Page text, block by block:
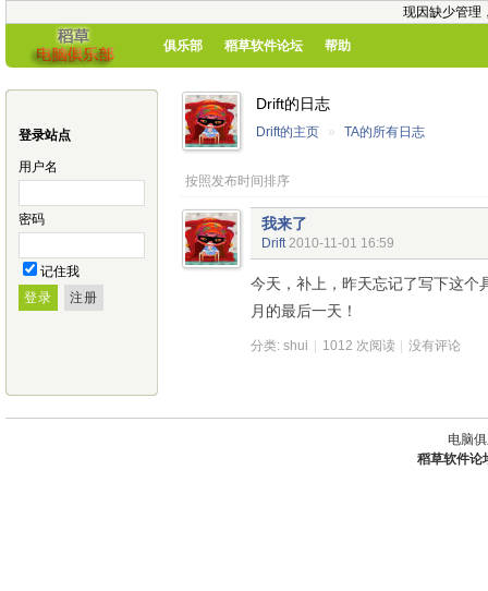
现因缺少管理
俱乐部 稻草软件论坛 帮助
登录站点
用户名
密码
记住我
Drift的日志
Drift的主页 » TA的所有日志
按照发布时间排序
我来了
Drift 2010-11-01 16:59
今天，补上，昨天忘记了写下这
月的最后一天！
分类: shui 1012 次阅读 没有评论
电脑
稻草软件论